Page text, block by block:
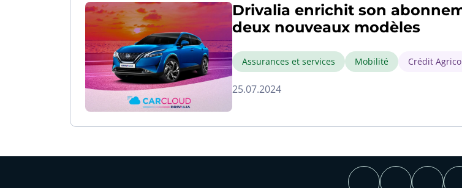
Drivalia enrichit son
deux nouveaux modèles
Assurances et services Mobilité Crédit
25.07.2024